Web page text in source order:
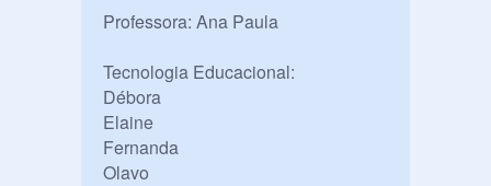
Professora: Ana Paula
Tecnologia Educacional:
Débora
Elaine
Fernanda
Olavo